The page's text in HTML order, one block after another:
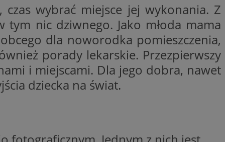
wybrać miejsce jej wykonania. Z
nic dziwnego. Jako młoda mama
dla noworodka pomieszczenia,
porady lekarskie. Przezpierwszy
i miejscami. Dla jego dobra, nawet
dziecka na świat.
na
dla
dane, takie
internetową lub
w celu
strony
Microsoft
informacji
wysiłków
z reklamami
for
reklam
funkcji i
które
za